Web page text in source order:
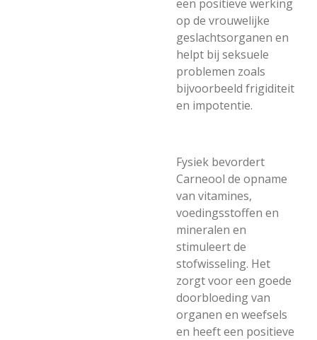
een positieve werking
op de vrouwelijke
geslachtsorganen en
helpt bij seksuele
problemen zoals
bijvoorbeeld frigiditeit
en impotentie.
Fysiek bevordert
Carneool de opname
van vitamines,
voedingsstoffen en
mineralen en
stimuleert de
stofwisseling. Het
zorgt voor een goede
doorbloeding van
organen en weefsels
en heeft een positieve